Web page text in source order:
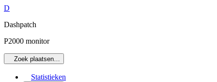
D
Dashpatch
P2000 monitor
Zoek plaatsen…
Statistieken